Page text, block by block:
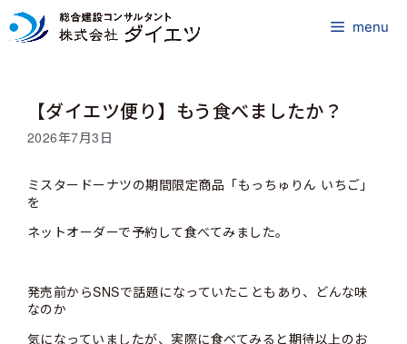
コ
ン
menu
【ダイエツ便り】もう食べましたか？
2026年7月3日
ミスタードーナツの期間限定商品「もっちゅりん いちご」
を
ネットオーダーで予約して食べてみました。
発売前からSNSで話題になっていたこともあり、どんな味
なのか
気になっていましたが、実際に食べてみると期待以上のお